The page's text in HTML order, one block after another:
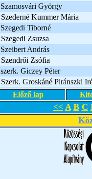
Szamosvári György
Szederné Kummer Mária
Szegedi Tiborné
Szegedi Zsuzsa
Szeibert András
Szendrői Zsófia
szerk. Giczey Péter
Szerk. Groskáné Piránszki
Előző lap
<< A B C